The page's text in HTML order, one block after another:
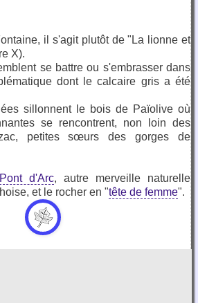
il s'agit plutôt de "La lionne et
X).
se battre ou s'embrasser dans
dont le calcaire gris a été
sillonnent le bois de Païolive où
se rencontrent, non loin des
petites sœurs des gorges de
Pont d'Arc, autre merveille naturelle
et le rocher en "tête de femme".